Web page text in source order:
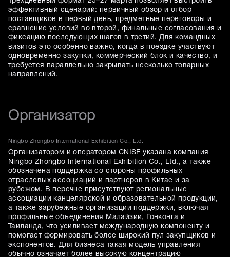
эффективный сценарий: первичный обзор и отбор
поставщиков в первый день, предметные переговоры и
сравнение условий во второй, финальные согласования и
фиксацию последующих шагов в третий. Для командных
визитов это особенно важно, когда в поездке участвуют
одновременно закупки, коммерческий блок и качество, и
требуется параллельно закрывать несколько товарных
направлений.
Организатор
Ningbo Zhongbo International Exhibition Co., Ltd.
Организатором и оператором CNISF указана компания
Ningbo Zhongbo International Exhibition Co., Ltd., а также
обозначена поддержка со стороны профильных
отраслевых ассоциаций и партнеров в Китае и за
рубежом. В перечне присутствуют региональные
ассоциации канцелярской и образовательной продукции,
а также зарубежные организации поддержки, включая
профильные объединения Малайзии, Гонконга и
Таиланда, что усиливает международную компоненту и
помогает формировать более широкий пул закупщиков и
экспонентов. Для бизнеса такая модель управления
обычно означает более высокую концентрацию